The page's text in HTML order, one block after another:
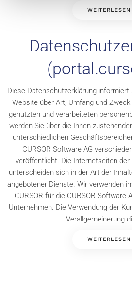
WEITERLESEN
Diese Datenschutzerklärung
Website über Art, Umfang und
genutzten und verarbeiteten
werden Sie über die Ihnen
unterschiedlichen
CURSOR Software AG
veröffentlicht. Die Internetseiten der
unterscheiden sich in der Art der
angebotener Dienste. Wir verwenden
CURSOR für die CURSOR Software
Unternehmen. Die Verwendung der
Verallgemeinerung
WEITERLESEN